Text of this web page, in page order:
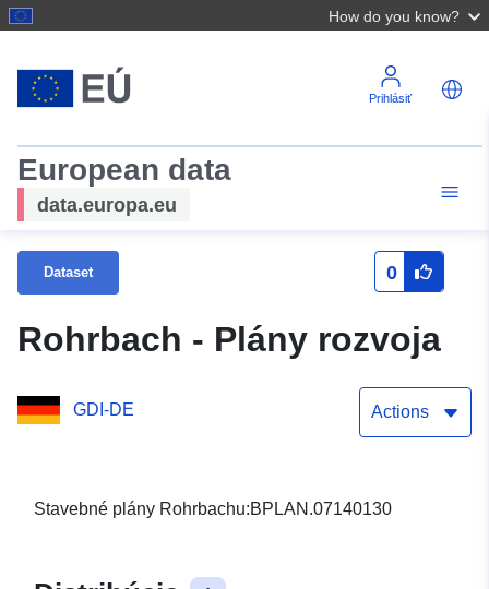
How do you know?
Prihlásiť
European data
data.europa.eu
Dataset 0
Rohrbach - Plány rozvoja
GDI-DE Actions
Stavebné plány Rohrbachu:BPLAN.07140130